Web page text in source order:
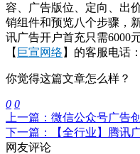
容、广告版位、定向、出
销组件和预览八个步骤，
讯广告开户首充只需6000
【 巨宣网络】的客服电话
你觉得这篇文章怎么样？
0 0
上一篇：微信公众号广告
下一篇：【全行业】腾讯
网友评论